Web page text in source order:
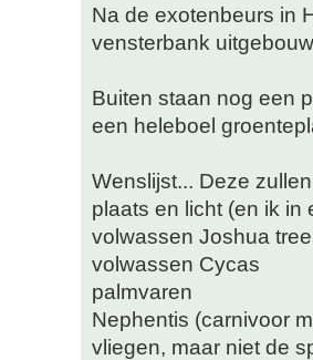
Na de exotenbeurs in
vensterbank
Buiten staan nog een
een heleboel
Wenslijst... Deze
plaats en licht (en ik in
volwassen Joshua tree
volwassen Cycas
palmvaren
Nephentis (carnivoor
vliegen, maar niet de